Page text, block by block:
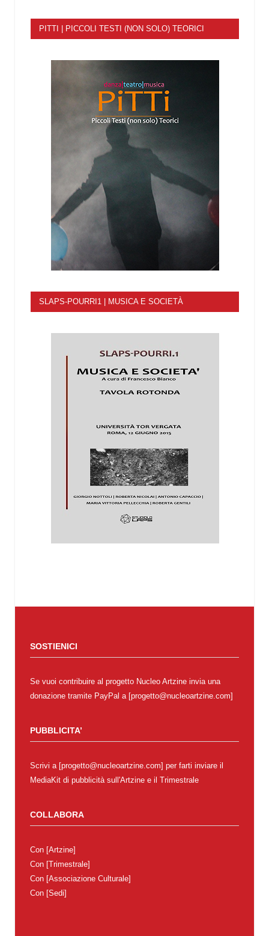
PITTI | PICCOLI TESTI (NON SOLO) TEORICI
SLAPS-POURRI1 | MUSICA E SOCIETÀ
SOSTIENICI
Se vuoi contribuire al progetto Nucleo Artzine invia una
donazione tramite PayPal a [progetto@nucleoartzine.com]
PUBBLICITA’
Scrivi a [progetto@nucleoartzine.com] per farti inviare il
MediaKit di pubblicità sull'Artzine e il Trimestrale
COLLABORA
Con [Artzine]
Con [Trimestrale]
Con [Associazione Culturale]
Con [Sedi]